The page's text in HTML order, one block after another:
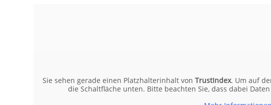
Sie sehen gerade einen Platzhalterinhalt vonTrustIndex. Um auf
die Schaltfläche unten. Bitte beachten Sie, dass dabei